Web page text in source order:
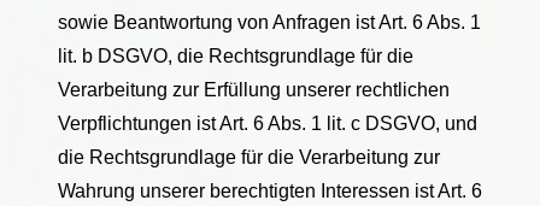
sowie Beantwortung von Anfragen ist Art. 6 Abs. 1
lit. b DSGVO, die Rechtsgrundlage für die
Verarbeitung zur Erfüllung unserer rechtlichen
Verpflichtungen ist Art. 6 Abs. 1 lit. c DSGVO, und
die Rechtsgrundlage für die Verarbeitung zur
Wahrung unserer berechtigten Interessen ist Art. 6